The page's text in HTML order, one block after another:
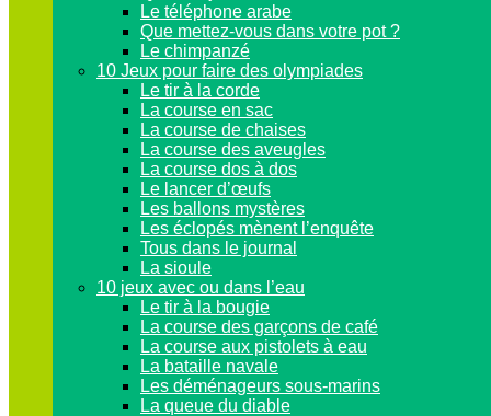
Le téléphone arabe
Que mettez-vous dans votre pot ?
Le chimpanzé
10 Jeux pour faire des olympiades
Le tir à la corde
La course en sac
La course de chaises
La course des aveugles
La course dos à dos
Le lancer d’œufs
Les ballons mystères
Les éclopés mènent l’enquête
Tous dans le journal
La sioule
10 jeux avec ou dans l’eau
Le tir à la bougie
La course des garçons de café
La course aux pistolets à eau
La bataille navale
Les déménageurs sous-marins
La queue du diable